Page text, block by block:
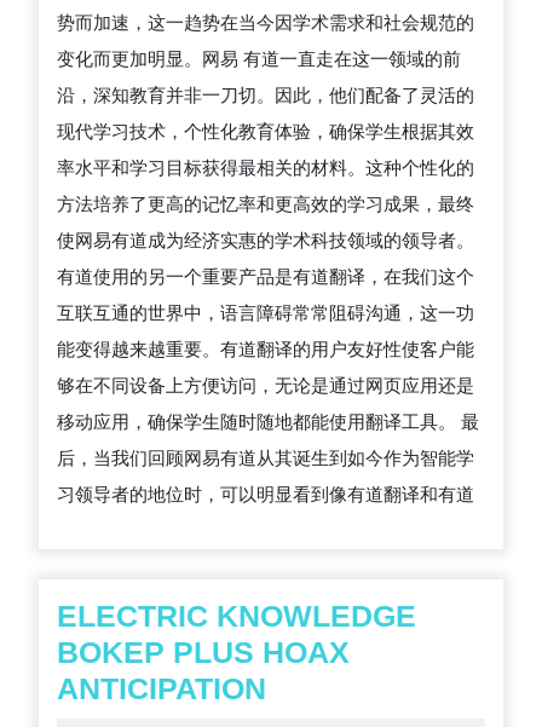
势而加速，这一趋势在当今因学术需求和社会规范的
变化而更加明显。网易 有道一直走在这一领域的前
沿，深知教育并非一刀切。因此，他们配备了灵活的
现代学习技术，个性化教育体验，确保学生根据其效
率水平和学习目标获得最相关的材料。这种个性化的
方法培养了更高的记忆率和更高效的学习成果，最终
使网易有道成为经济实惠的学术科技领域的领导者。
有道使用的另一个重要产品是有道翻译，在我们这个
互联互通的世界中，语言障碍常常阻碍沟通，这一功
能变得越来越重要。有道翻译的用户友好性使客户能
够在不同设备上方便访问，无论是通过网页应用还是
移动应用，确保学生随时随地都能使用翻译工具。 最
后，当我们回顾网易有道从其诞生到如今作为智能学
习领导者的地位时，可以明显看到像有道翻译和有道
ELECTRIC KNOWLEDGE
BOKEP PLUS HOAX
ANTICIPATION